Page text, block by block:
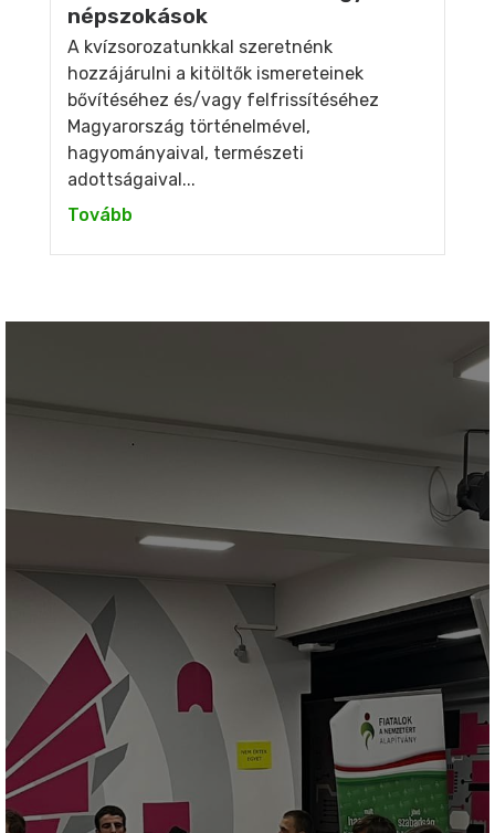
népszokások
A kvízsorozatunkkal szeretnénk
hozzájárulni a kitöltők ismereteinek
bővítéséhez és/vagy felfrissítéséhez
Magyarország történelmével,
hagyományaival, természeti
adottságaival...
Tovább